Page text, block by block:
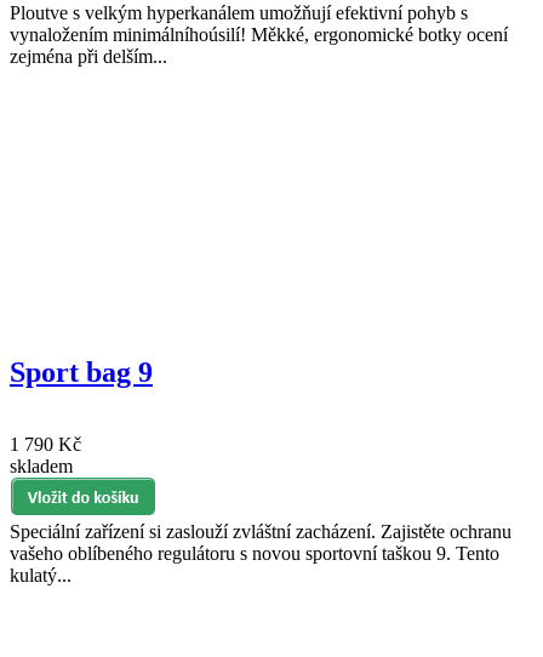
Ploutve s velkým hyperkanálem umožňují efektivní pohyb s
vynaložením minimálníhoúsilí! Měkké, ergonomické botky ocení
zejména při delším...
Sport bag 9
1 790 Kč
skladem
Speciální zařízení si zaslouží zvláštní zacházení. Zajistěte ochranu
vašeho oblíbeného regulátoru s novou sportovní taškou 9. Tento
kulatý...